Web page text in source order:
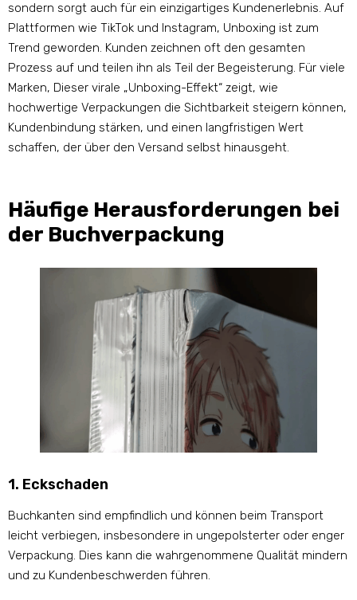
sondern sorgt auch für ein einzigartiges Kundenerlebnis. Auf
Plattformen wie TikTok und Instagram, Unboxing ist zum
Trend geworden. Kunden zeichnen oft den gesamten
Prozess auf und teilen ihn als Teil der Begeisterung. Für viele
Marken, Dieser virale „Unboxing-Effekt“ zeigt, wie
hochwertige Verpackungen die Sichtbarkeit steigern können,
Kundenbindung stärken, und einen langfristigen Wert
schaffen, der über den Versand selbst hinausgeht.
Häufige Herausforderungen bei
der Buchverpackung
1. Eckschaden
Buchkanten sind empfindlich und können beim Transport
leicht verbiegen, insbesondere in ungepolsterter oder enger
Verpackung. Dies kann die wahrgenommene Qualität mindern
und zu Kundenbeschwerden führen.